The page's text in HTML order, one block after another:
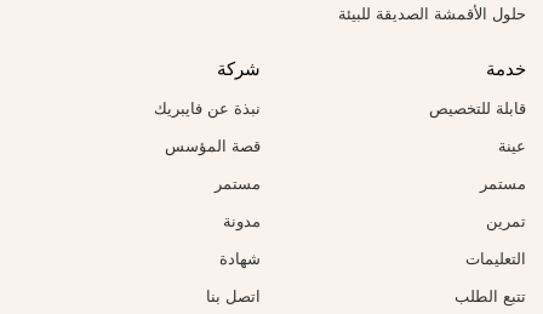
حلول الأقمشة الصديقة للبيئة
خدمة
قابلة للتخصيص
عينة
مستمر
تمرين
التعليمات
تتبع الطلب
شركة
نبذة عن فايبريك
قصة المؤسس
مستمر
مدونة
شهادة
اتصل بنا